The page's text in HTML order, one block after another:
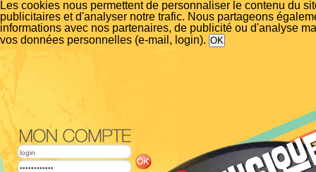
Les cookies nous permettent de personnaliser le contenu du
publicitaires et d'analyser notre trafic. Nous partageons
informations avec nos partenaires, de publicité ou d'analyse
vos données personnelles (e-mail, login).